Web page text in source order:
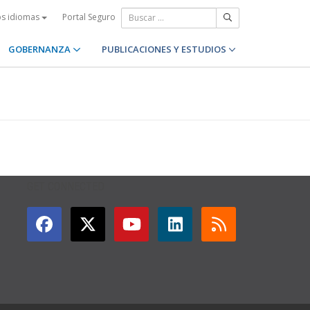
idiomas Portal Seguro
GOBERNANZA PUBLICACIONES Y ESTUDIOS